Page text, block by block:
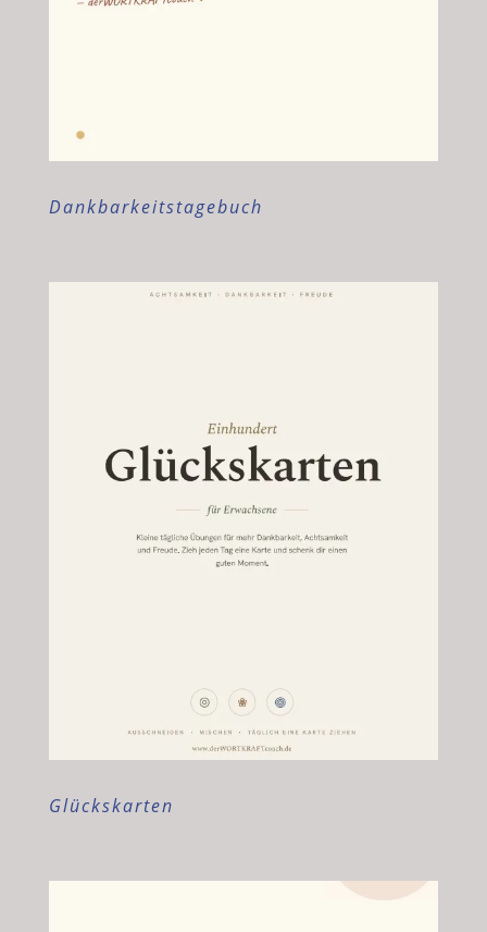
Dankbarkeitstagebuch
Glückskarten